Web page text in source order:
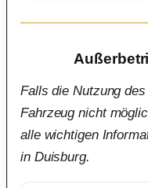
Falls die Nutzung
Fahrzeug nicht
alle wichtigen
in Duisburg.